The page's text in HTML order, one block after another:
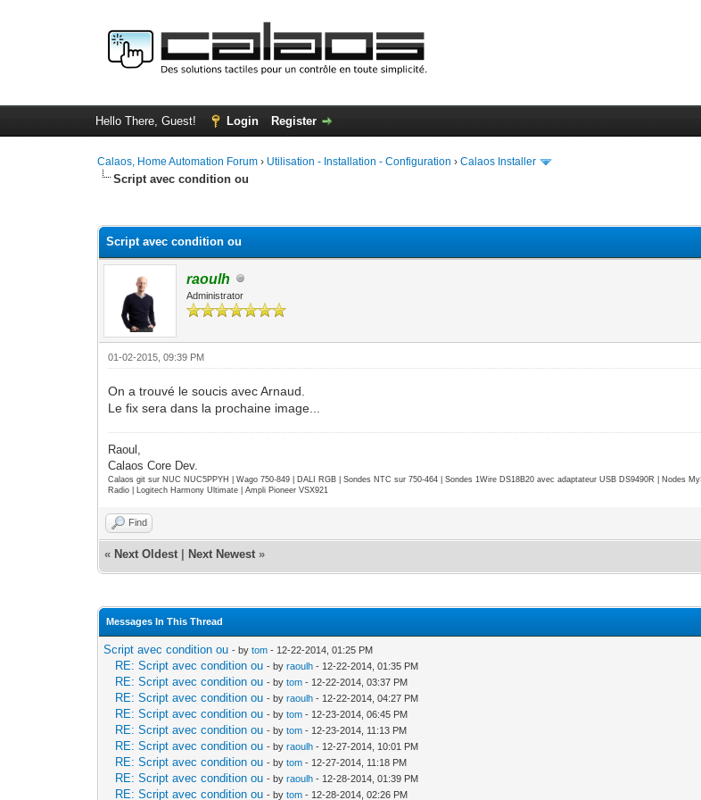
Hello There, Guest! Login Register
Calaos, Home Automation Forum › Utilisation - Installation - Configuration ›Calaos Installer
Script avec condition ou
Script avec condition ou
raoulh
Administrator
01-02-2015, 09:39 PM
On a trouvé le soucis avec Arnaud.
Le fix sera dans la prochaine image...
Raoul,
Calaos Core Dev.
Calaos git sur NUC NUC5PPYH | Wago 750-849 | DALI RGB | Sondes NTC sur 750-464 | Sondes 1Wire DS18B20 avec adaptateur USB DS9490R | Nodes
Radio | Logitech Harmony Ultimate | Ampli Pioneer VSX921
Find
« Next Oldest Next Newest »
Messages In This Thread
Script avec condition ou - bytom - 12-22-2014, 01:25 PM
RE: Script avec condition ou - byraoulh - 12-22-2014, 01:35 PM
RE: Script avec condition ou - bytom - 12-22-2014, 03:37 PM
RE: Script avec condition ou - byraoulh - 12-22-2014, 04:27 PM
RE: Script avec condition ou - bytom - 12-23-2014, 06:45 PM
RE: Script avec condition ou - bytom - 12-23-2014, 11:13 PM
RE: Script avec condition ou - byraoulh - 12-27-2014, 10:01 PM
RE: Script avec condition ou - bytom - 12-27-2014, 11:18 PM
RE: Script avec condition ou - byraoulh - 12-28-2014, 01:39 PM
RE: Script avec condition ou - bytom - 12-28-2014, 02:26 PM